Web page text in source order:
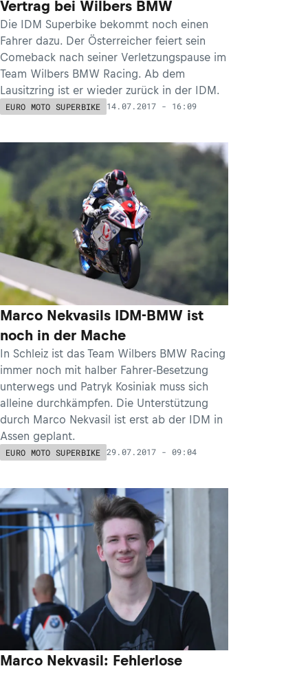
Vertrag bei Wilbers BMW
Die IDM Superbike bekommt noch einen
Fahrer dazu. Der Österreicher feiert sein
Comeback nach seiner Verletzungspause im
Team Wilbers BMW Racing. Ab dem
Lausitzring ist er wieder zurück in der IDM.
EURO MOTO SUPERBIKE 14.07.2017 - 16:09
Marco Nekvasils IDM-BMW ist
noch in der Mache
In Schleiz ist das Team Wilbers BMW Racing
immer noch mit halber Fahrer-Besetzung
unterwegs und Patryk Kosiniak muss sich
alleine durchkämpfen. Die Unterstützung
durch Marco Nekvasil ist erst ab der IDM in
Assen geplant.
EURO MOTO SUPERBIKE 29.07.2017 - 09:04
Marco Nekvasil: Fehlerlose